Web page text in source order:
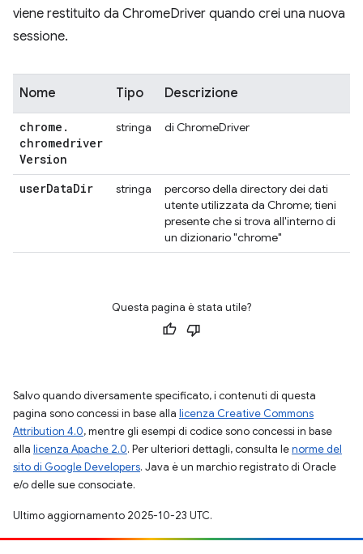
viene restituito da ChromeDriver quando crei una nuova
sessione.
Nome Tipo Descrizione
chrome .
chromedriver
Version
stringa di ChromeDriver
userDataDir stringa
percorso della directory dei dati
utente utilizzata da Chrome; tieni
presente che si trova all'interno di
un dizionario "chrome"
Questa pagina è stata utile?
Salvo quando diversamente specificato, i contenuti di questa
pagina sono concessi in base alla licenza Creative Commons
Attribution 4.0, mentre gli esempi di codice sono concessi in base
alla licenza Apache 2.0. Per ulteriori dettagli, consulta lenorme del
sito di Google Developers. Java è un marchio registrato di Oracle
e/o delle sue consociate.
Ultimo aggiornamento 2025-10-23 UTC.